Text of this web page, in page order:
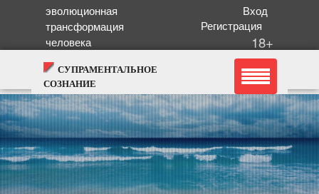
эволюционная
трансформация
человека
Вход
Регистрация
18+
СУПРАМЕНТАЛЬНОЕ
СОЗНАНИЕ